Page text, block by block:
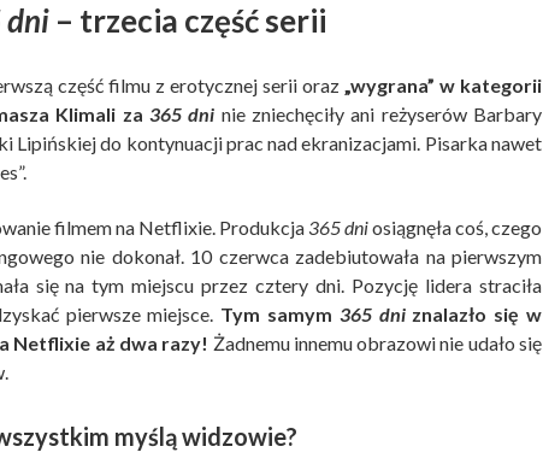
dni– trzecia część serii
część filmu z erotycznej serii oraz „wygrana” w kategorii
Klimali za 365 dni nie zniechęciły ani reżyserów Barbary
Lipińskiej do kontynuacji prac nad ekranizacjami. Pisarka nawet
filmem na Netflixie. Produkcja 365 dniosiągnęła coś, czego
nie dokonał. 10 czerwca zadebiutowała na pierwszym
się na tym miejscu przez cztery dni. Pozycję lidera straciła
pierwsze miejsce. Tym samym 365 dniznalazło się w
Netflixie aż dwa razy! Żadnemu innemu obrazowi nie udało się
myślą widzowie?